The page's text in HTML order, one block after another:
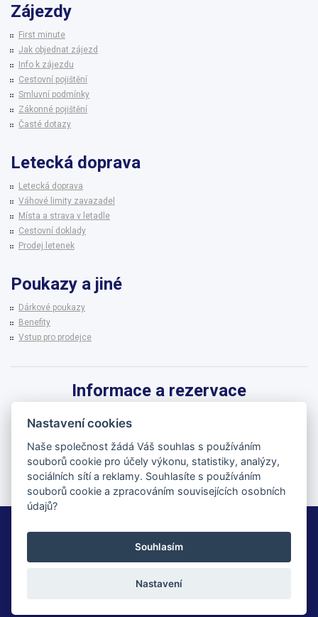
Zájezdy
First minute
Jak objednat zájezd
Info k zájezdu
Cestovní pojištění
Smluvní podmínky
Zákonné pojištění
Časté dotazy
Letecká doprava
Letecká doprava
Váhové limity zavazadel
Místa a strava v letadle
Cestovní doklady
Prodej letenek
Poukazy a jiné
Dárkové poukazy
Benefity
Vstup pro prodejce
Informace a rezervace
542 215 256
brenna@brenna.cz
BRENNA cestovní kancelář
Nastavení cookies
Naše společnost žádá Váš souhlas s používáním
souborů cookie pro účely výkonu, statistiky, analýzy,
sociálních sítí a reklamy. Souhlasíte s používáním
souborů cookie a zpracováním souvisejících osobních
údajů?
Souhlasím
Nastavení